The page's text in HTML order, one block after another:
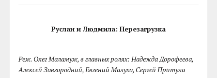
Руслан и Людмила: Перезагрузка
Реж. Олег Маламуж, в главных ролях: Надежда Дорофеева,
Алексей Завгородний, Евгений Малуха, Сергей Притула